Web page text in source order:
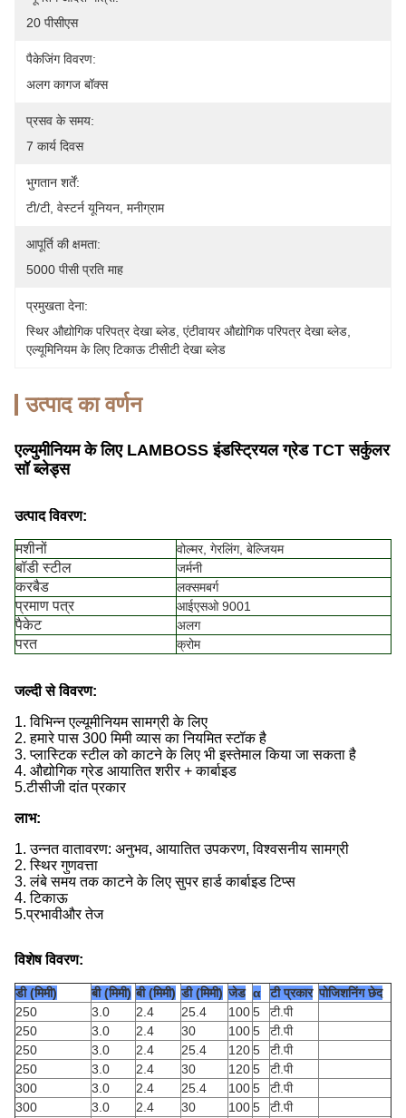
20 पीसीएस
पैकेजिंग विवरण:
अलग कागज बॉक्स
प्रसव के समय:
7 कार्य दिवस
भुगतान शर्तें:
टी/टी, वेस्टर्न यूनियन, मनीग्राम
आपूर्ति की क्षमता:
5000 पीसी प्रति माह
प्रमुखता देना:
स्थिर औद्योगिक परिपत्र देखा ब्लेड एंटीवायर औद्योगिक परिपत्र देखा ब्लेड
एल्यूमिनियम के लिए टिकाऊ टीसीटी देखा ब्लेड
उत्पाद का वर्णन
एल्युमीनियम के लिए LAMBOSS इंडस्ट्रियल ग्रेड TCT सर्कुलर
सॉ ब्लेड्स
उत्पाद विवरण:
मशीनों वोल्मर, गेरलिंग, बेल्जियम
बॉडी स्टील जर्मनी
करबैड लक्समबर्ग
प्रमाण पत्र आईएसओ 9001
पैकेट अलग
परत क्रोम
जल्दी से विवरण:
1. विभिन्न एल्यूमीनियम सामग्री के लिए
2. हमारे पास 300 मिमी व्यास का नियमित स्टॉक है
3. प्लास्टिक स्टील को काटने के लिए भी इस्तेमाल किया जा सकता है
4. औद्योगिक ग्रेड आयातित शरीर + कार्बाइड
5.टीसीजी दांत प्रकार
लाभ:
1. उन्नत वातावरण: अनुभव, आयातित उपकरण, विश्वसनीय सामग्री
2. स्थिर गुणवत्ता
3. लंबे समय तक काटने के लिए सुपर हार्ड कार्बाइड टिप्स
4. टिकाऊ
5.प्रभावीऔर तेज
विशेष विवरण:
डी (मिमी) बी (मिमी) बी (मिमी) डी (मिमी) जेड α टी प्रकार पोजिशनिंग छेद
250
3.0 2.4 25.4 1005
टी.पी
250
3.0 2.4 30 1005
टी.पी
250
3.0 2.4 25.4 1205
टी.पी
250
3.0 2.4 30 1205
टी.पी
300
3.0 2.4 25.4 1005
टी.पी
300
3.0 2.4 30 1005
टी.पी